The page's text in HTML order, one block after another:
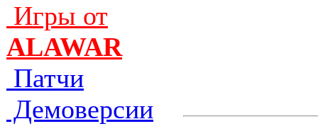
Игры от
ALAWAR
Патчи
Демоверсии